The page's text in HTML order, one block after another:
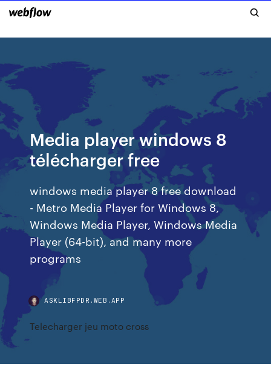
Media player windows 8
télécharger free
windows media player 8 free download
- Metro Media Player for Windows 8,
Windows Media Player, Windows Media
Player (64-bit), and many more
programs
ASKLIBFPDR.WEB.APP
Telecharger jeu moto cross